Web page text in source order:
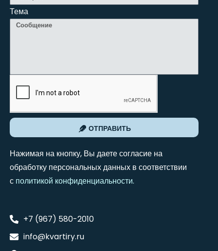
Тема
ОТПРАВИТЬ
Нажимая на кнопку, Вы даете согласие на
обработку персональных данных в соответствии
с политикой конфиденциальности.
+7 (967) 580-2010
info@kvartiry.ru